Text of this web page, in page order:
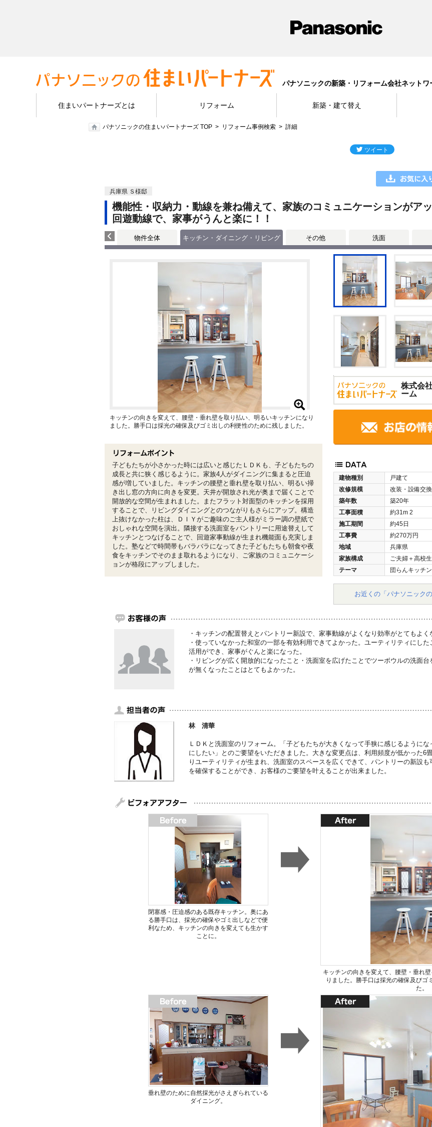
パナソニックの新築・リフォーム会社ネットワ
住まいパートナーズとは リフォーム 新築・建て替え
パナソニックの住まいパートナーズ TOP リフォーム事例検索 詳細
兵庫県 Ｓ様邸
機能性・収納力・動線を兼ね備えて、家族のコミュニケーションがアッ
回遊動線で、家事がうんと楽に！！
物件全体 キッチン・ダイニング・リビング その他 洗面
株式会
ーム
建物種別
戸建て
改修規模
改装・設備交換
築年数
築20年
工事面積
約31m 2
施工期間
約45日
工事費
約270万円
地域
兵庫県
家族構成
ご夫婦＋高校
テーマ
団らんキッチ
お近くの「パナソニック
キッチンの向きを変えて、腰壁・垂れ壁を取り払い、明るいキッチンになり
ました。勝手口は採光の確保及びゴミ出しの利便性のために残しました。
子どもたちが小さかった時には広いと感じたＬＤＫも、子どもたちの
成長と共に狭く感じるように。家族4人がダイニングに集まると圧迫
感が増していました。キッチンの腰壁と垂れ壁を取り払い、明るい掃
き出し窓の方向に向きを変更。天井が開放され光が奥まで届くことで
開放的な空間が生まれました。またフラット対面型のキッチンを採用
することで、リビングダイニングとのつながりもさらにアップ。構造
上抜けなかった柱は、ＤＩＹがご趣味のご主人様がミラー調の壁紙で
おしゃれな空間を演出。隣接する洗面室をパントリーに用途替えして
キッチンとつなげることで、回遊家事動線が生まれ機能面も充実しま
した。塾などで時間帯もバラバラになってきた子どもたちも朝食や夜
食をキッチンでそのまま取れるようになり、ご家族のコミュニケーシ
ョンが格段にアップしました。
・キッチンの配置替えとパントリー新設で、家事動線がよくなり効率がとてもよく
・使っていなかった和室の一部を有効利用できてよかった。ユーティリティにし
活用ができ、家事がぐんと楽になった。
・リビングが広く開放的になったこと・洗面室を広げたことでツーボウルの洗面
が無くなったことはとてもよかった。
林 清華
ＬＤＫと洗面室のリフォーム。「子どもたちが大きくなって手狭に感じるように
にしたい」とのご要望をいただきました。大きな変更点は、利用頻度が低かった6
りユーティリティが生まれ、洗面室のスペースを広くできて、パントリーの新設
を確保することができ、お客様のご要望を叶えることが出来ました。
閉塞感・圧迫感のある既存キッチン。奥にあ
る勝手口は、採光の確保やゴミ出しなどで便
利なため、キッチンの向きを変えても生かす
ことに。
キッチンの向きを変えて、腰壁・垂れ
りました。勝手口は採光の確保及びゴ
た。
垂れ壁のために自然採光がさえぎられている
ダイニング。